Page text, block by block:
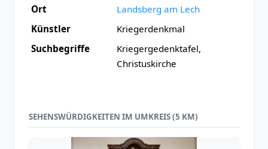
Ort
Landsberg am Lech
Künstler
Kriegerdenkmal
Suchbegriffe
Kriegergedenktafel,
Christuskirche
SEHENSWÜRDIGKEITEN IM UMKREIS (5 KM)